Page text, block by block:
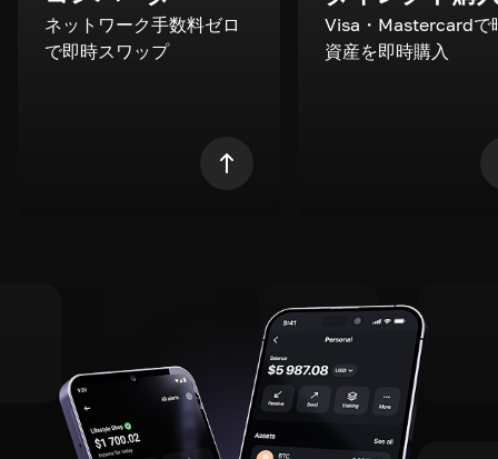
ネットワーク手数料ゼロ
で即時スワップ
Visa・Mastercardで
資産を即時購入